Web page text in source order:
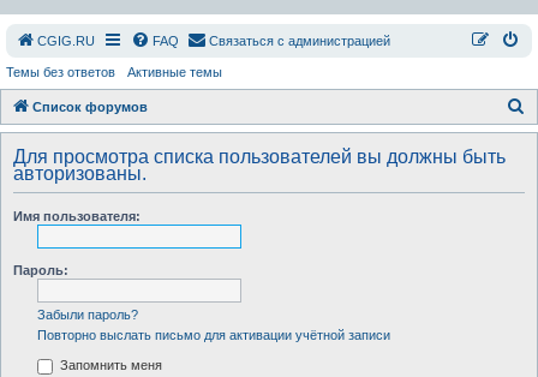
СGIG.RU FAQ Связаться с администрацией
Темы без ответов Активные темы
Список форумов
о
Для просмотра списка пользователей вы должны быть
авторизованы.
Имя пользователя:
Пароль:
Забыли пароль?
Повторно выслать письмо для активации учётной записи
Запомнить меня